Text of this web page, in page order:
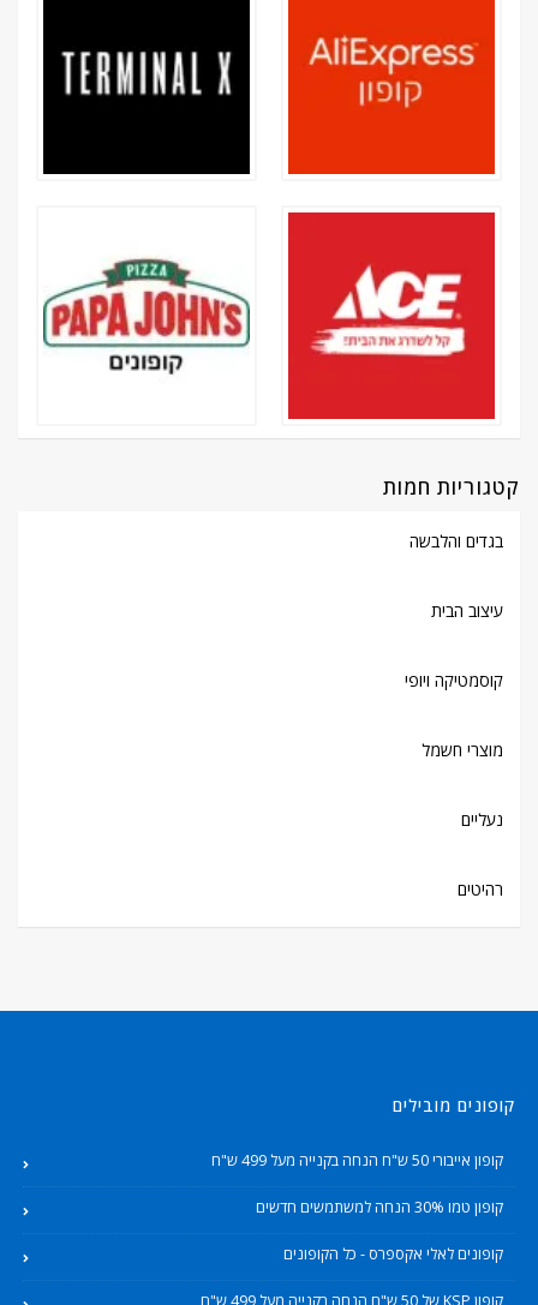
קטגוריות חמות
בגדים והלבשה
עיצוב הבית
קוסמטיקה ויופי
מוצרי חשמל
נעליים
רהיטים
קופונים מובילים
קופון אייבורי 50 ש"ח הנחה בקנייה מעל 499 ש"ח
קופון טמו 30% הנחה למשתמשים חדשים
קופונים לאלי אקספרס - כל הקופונים